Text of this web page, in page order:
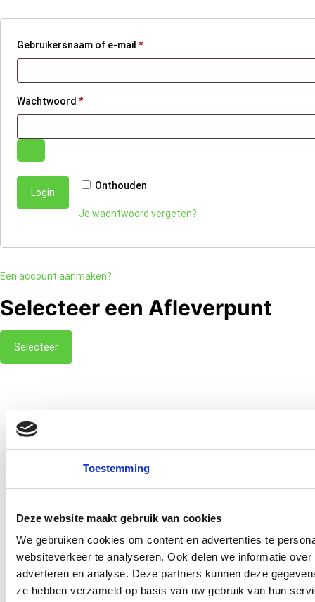
Toestemming
Deze website maakt gebruik van cookies
We gebruiken cookies om content en advertenties te
websiteverkeer te analyseren. Ook delen we informatie
adverteren en analyse. Deze partners kunnen deze
ze hebben verzameld op basis van uw gebruik van hun
Gebruikersnaam of e-mail *
Wachtwoord *
Onthouden
Login
Je wachtwoord vergeten?
Een account aanmaken?
Selecteer een Afleverpunt
Selecteer